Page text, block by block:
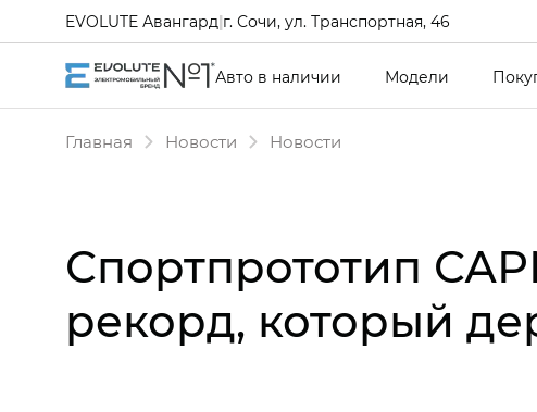
EVOLUTE Авангард|г. Сочи, ул. Транспортная, 46
Авто в наличии Модели
Главная Новости Новости
Спортпрототип
рекорд, который